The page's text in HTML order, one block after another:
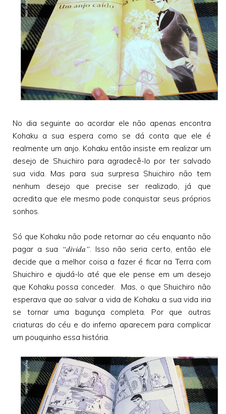
No dia seguinte ao acordar ele não apenas encontra
Kohaku a sua espera como se dá conta que ele é
realmente um anjo. Kohaku então insiste em realizar um
desejo de Shuichiro para agradecê-lo por ter salvado
sua vida. Mas para sua surpresa Shuichiro não tem
nenhum desejo que precise ser realizado, já que
acredita que ele mesmo pode conquistar seus próprios
sonhos.
Só que Kohaku não pode retornar ao céu enquanto não
pagar a sua “divida” . Isso não seria certo, então ele
decide que a melhor coisa a fazer é ficar na Terra com
Shuichiro e ajudá-lo até que ele pense em um desejo
que Kohaku possa conceder. Mas, o que Shuichiro não
esperava que ao salvar a vida de Kohaku a sua vida iria
se tornar uma bagunça completa. Por que outras
criaturas do céu e do inferno aparecem para complicar
um pouquinho essa história.